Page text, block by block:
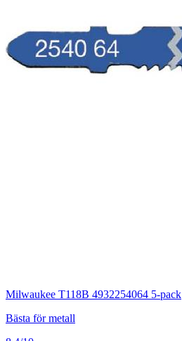
Milwaukee T118B 4932254064 5-pack
Bästa för metall